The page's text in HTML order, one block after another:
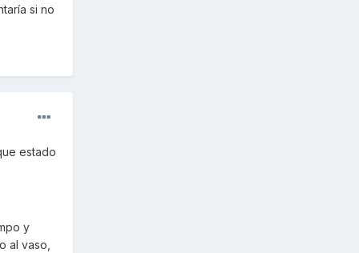
si no
estado
y
al vaso,